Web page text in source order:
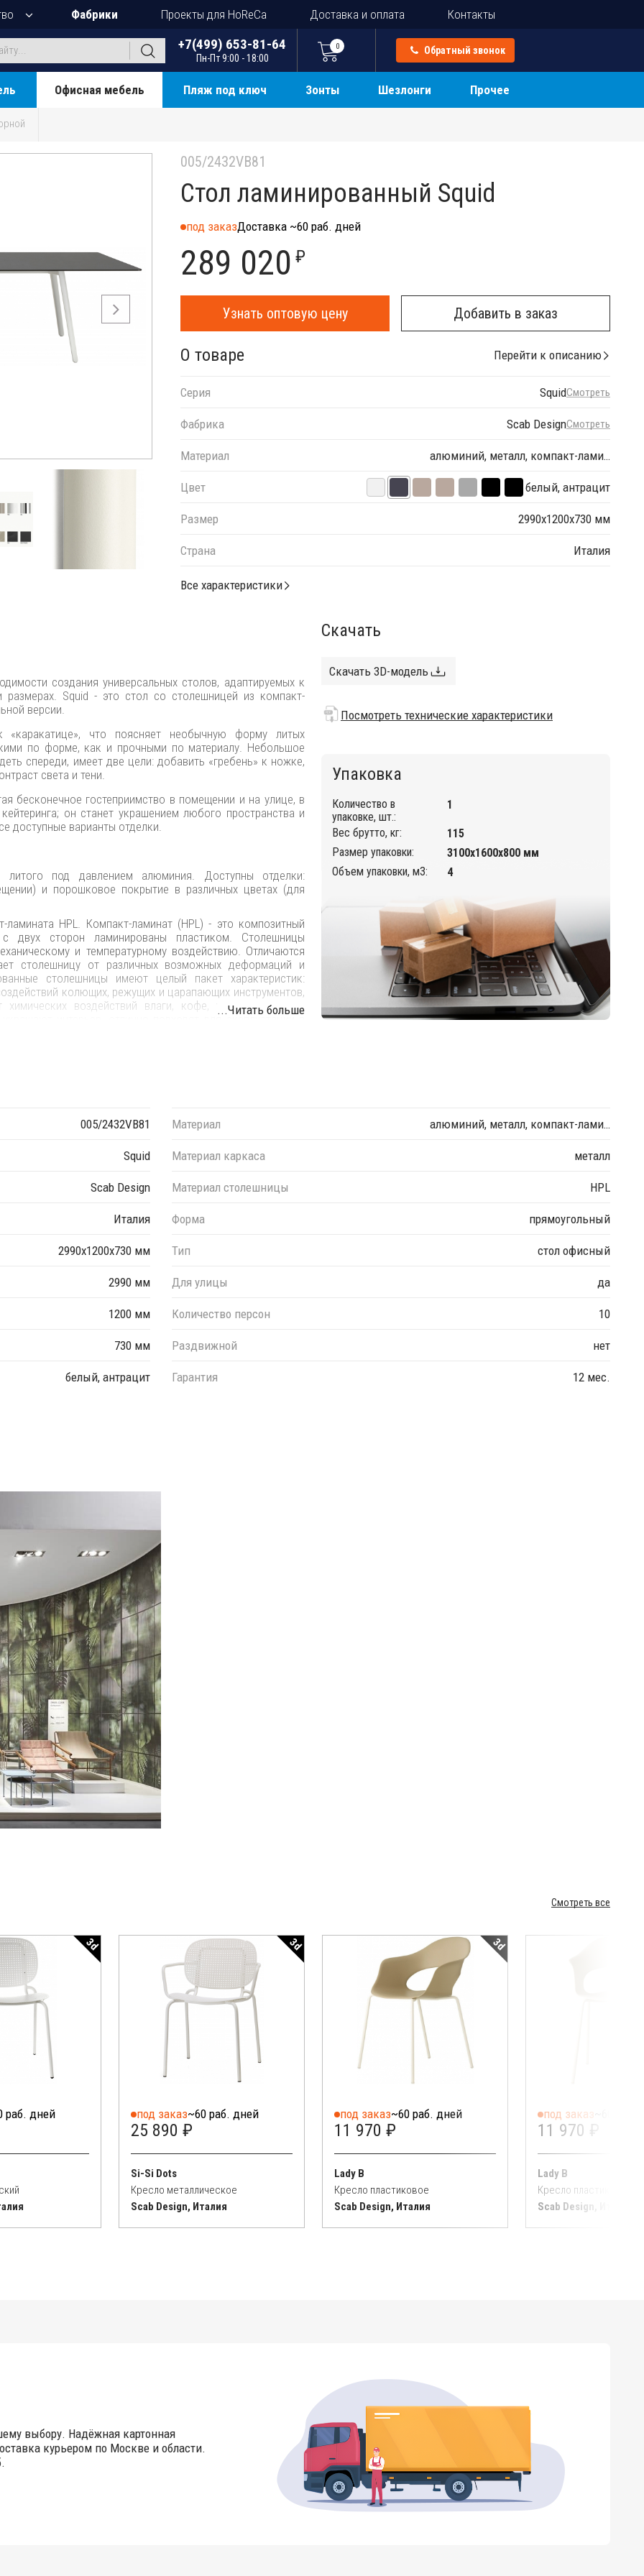
Фабрики Проекты для HoReCa Доставка и оплата Контакты
+7(499) 653-81-64
Пн-Пт 9:00 - 18:00
0 Обратный звонок
Офисная мебель Пляж под ключ Зонты Шезлонги Прочее
005/2432VB81
Стол ламинированный Squid
под заказДоставка ~60 раб. дней
289 020 ₽
Узнать оптовую цену Добавить в заказ
О товаре Перейти к описанию
Серия SquidСмотреть
Фабрика Scab DesignСмотреть
Материал алюминий, металл, компакт-лами…
Цвет белый, антрацит
Размер 2990х1200х730 мм
Страна Италия
Все характеристики
создания универсальных столов, адаптируемых к
Squid - это стол со столешницей из компакт-
версии.
что поясняет необычную форму литых
по форме, как и прочными по материалу.‎ Небольшое
спереди, имеет две цели: добавить «гребень» к ножке,
света и тени.‎
бесконечное гостеприимство в помещении и на улице, в
он станет украшением любого пространства и
доступные варианты отделки.
под давлением алюминия. Доступны отделки:
и порошковое покрытие в различных цветах (для
HPL. Компакт-ламинат (HPL) - это композитный
двух сторон ламинированы пластиком. Столешницы
и температурному воздействию. Отличаются
столешницу от различных возможных деформаций и
столешницы имеют целый пакет характеристик:
колющих, режущих и царапающих инструментов,
воздействий влаги, кофе, уксуса и других.
материала и цвета данного изделия обращайтесь к
...Читать больше
Скачать
Скачать 3D-модель
Посмотреть технические характеристики
Упаковка
Количество в
упаковке, шт.:
1
Вес брутто, кг:
115
Размер упаковки:
3100х1600х800 мм
Объем упаковки, м3:
4
005/2432VB81
Squid
Scab Design
Италия
2990х1200х730 мм
2990 мм
1200 мм
730 мм
белый, антрацит
Материал алюминий, металл, компакт-лами…
Материал каркаса металл
Материал столешницы HPL
Форма прямоугольный
Тип стол офисный
Для улицы да
Количество персон 10
Раздвижной нет
Гарантия 12 мес.
Смотреть все
3d
раб. дней
3d
под заказ~60 раб. дней
25 890 ₽
Si-Si Dots
Кресло металлическое
Scab Design, Италия
3d
под заказ~60 раб. дней
11 970 ₽
Lady B
Кресло пластиковое
Scab Design, Италия
под заказ
11 970 ₽
Lady B
Кресло пластиковое
Scab Design, Италия
выбору. Надёжная картонная
курьером по Москве и области.